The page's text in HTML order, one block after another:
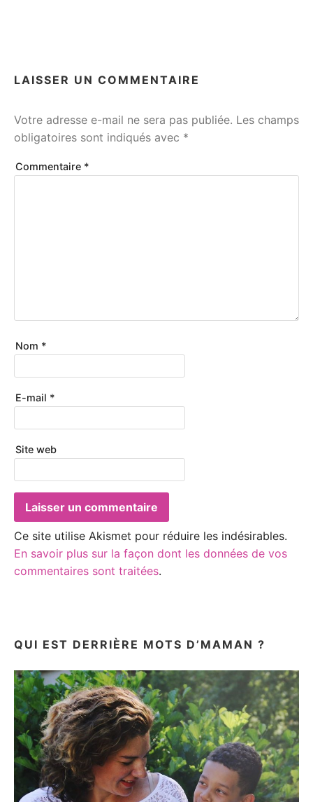
LAISSER UN COMMENTAIRE
Votre adresse e-mail ne sera pas publiée. Les champs
obligatoires sont indiqués avec *
Commentaire *
Nom *
E-mail *
Site web
Ce site utilise Akismet pour réduire les indésirables.
En savoir plus sur la façon dont les données de vos
commentaires sont traitées.
QUI EST DERRIÈRE MOTS D’MAMAN ?